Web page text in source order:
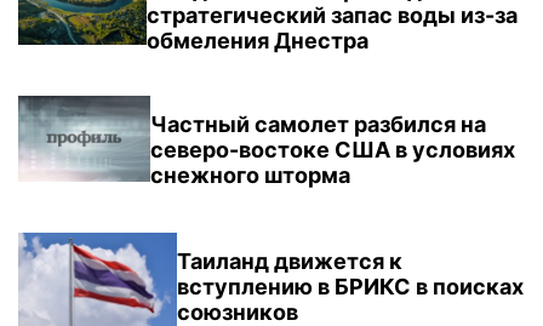
стратегический запас воды из-за
обмеления Днестра
Частный самолет разбился на
северо-востоке США в условиях
снежного шторма
Таиланд движется к
вступлению в БРИКС в поисках
союзников